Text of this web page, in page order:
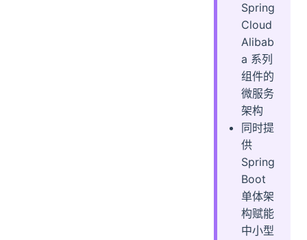
Spring
Cloud
Alibab
a 系列
组件的
微服务
架构
同时提
供
Spring
Boot
单体架
构赋能
中小型